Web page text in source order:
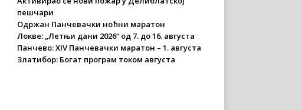
пешчари
Одржан Панчевачки ноћни маратон
Локве: „Летњи дани 2026“ од 7. до 16. августа
Панчево: XIV Панчевачки маратон – 1. августа
Златибор: Богат програм током августа